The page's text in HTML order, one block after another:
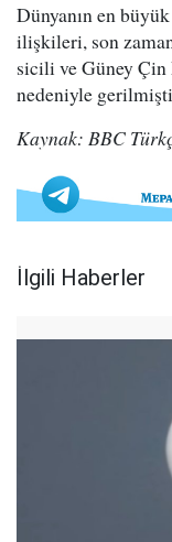
Dünyanın en
ilişkileri, son
sicili ve Güney
nedeniyle
Kaynak: BBC
İlgili Haberler